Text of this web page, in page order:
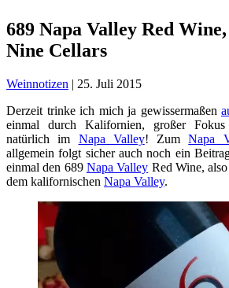
689 Napa Valley Red
Nine Cellars
Weinnotizen | 25. Juli 2015
Derzeit trinke ich mich ja gewissermaßen
einmal durch Kalifornien, großer
natürlich im Napa Valley! ZumNapa
allgemein folgt sicher auch noch ein
einmal den 689 Napa Valley Red Wine,
dem kalifornischen Napa Valley.